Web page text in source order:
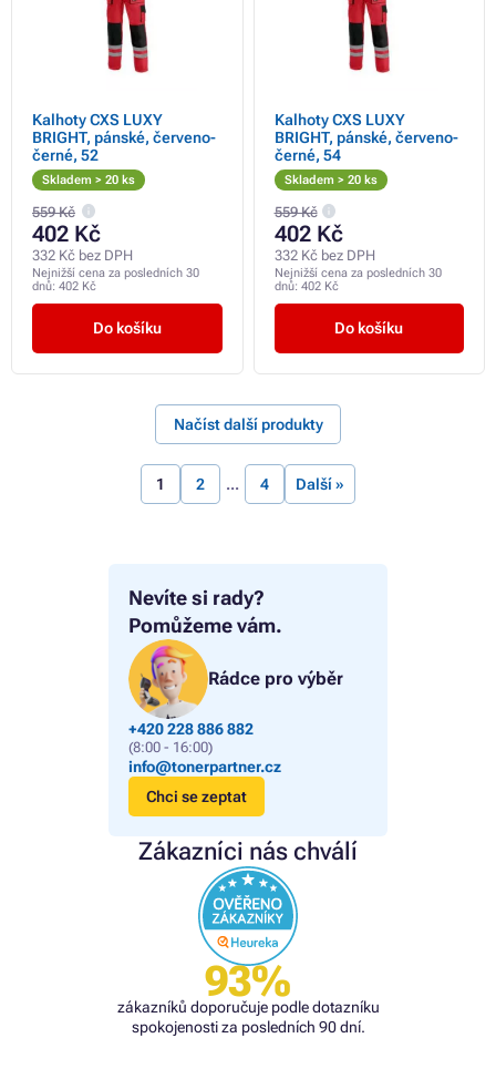
Nevíte si rady?
Pomůžeme vám.
Rádce pro výběr
+420 228 886 882
(8:00 - 16:00)
info@tonerpartner.cz
Chci se zeptat
Zákazníci nás chválí
93%
zákazníků doporučuje podle dotazníku
spokojenosti za posledních 90 dní.
Kalhoty CXS LUXY
BRIGHT, pánské, červeno-
černé, 52
Skladem > 20 ks
559 Kč
402 Kč
332 Kč bez DPH
Nejnižší cena za posledních 30
dnů: 402 Kč
Do košíku
Kalhoty CXS LUXY
BRIGHT, pánské, červeno-
černé, 54
Skladem > 20 ks
559 Kč
402 Kč
332 Kč bez DPH
Nejnižší cena za posledních 30
dnů: 402 Kč
Do košíku
Načíst další produkty
1 2 4 Další »